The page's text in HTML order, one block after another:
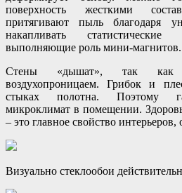
поверхность жесткими
притягивают пыль благодаря
накапливать статистические
выполняющие роль мини-магнитов.
Стены «дышат», так как
воздухопроницаем. Грибок и
стыках полотна. Поэтому
микроклимат в помещении.
– это главное свойство
Визуально стеклообои